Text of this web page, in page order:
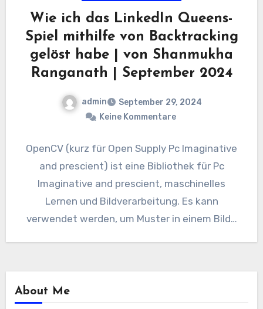
Wie ich das LinkedIn Queens-
Spiel mithilfe von Backtracking
gelöst habe | von Shanmukha
Ranganath | September 2024
admin
September 29, 2024
Keine Kommentare
OpenCV (kurz für Open Supply Pc Imaginative
and prescient) ist eine Bibliothek für Pc
Imaginative and prescient, maschinelles
Lernen und Bildverarbeitung. Es kann
verwendet werden, um Muster in einem Bild…
About Me